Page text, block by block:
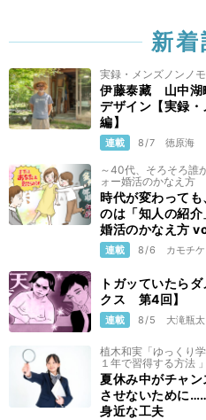
新着
実録・メンズノンノ
伊藤泰藏 山中湖
デザイン【実録
編】
連載 8/7 徳原海
～40代、そろそろ
ォー婚活のかなえ方
時代が変わって
のは「知人の紹
婚活のかなえ方
連載 8/6 カモチ
トガッていたら
クス 第4回】
連載 8/5 大滝瓶太
植木和実「ゆっくり
１年で習得する方法 」
夏休み中がチャ
させないために
身近な工夫